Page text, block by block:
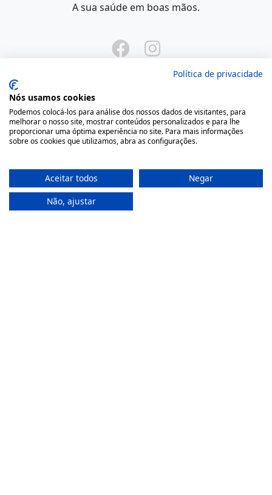
A sua saúde em boas mãos.
Onde Estamos
Largo São Domingos 42-44
(+351) 22 200 35 45
(Chamada para rede fixa nacional)
Política de privacidade
Nós usamos cookies
Podemos colocá-los para análise dos nossos dados de visitantes, para
melhorar o nosso site, mostrar conteúdos personalizados e para lhe
proporcionar uma óptima experiência no site. Para mais informações
sobre os cookies que utilizamos, abra as configurações.
Aceitar todos
Negar
Não, ajustar